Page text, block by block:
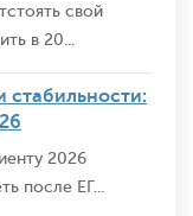
свой
в 20...
стабильности:
2026
после ЕГ...